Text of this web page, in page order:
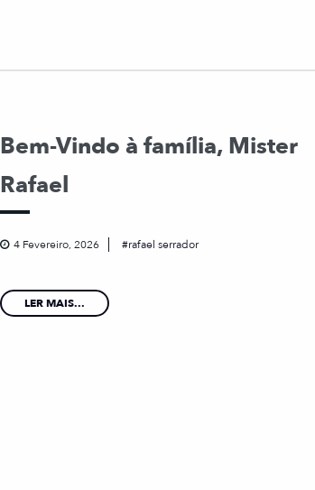
Bem-Vindo à família, Mister
Rafael
4 Fevereiro, 2026 rafael serrador
LER MAIS...